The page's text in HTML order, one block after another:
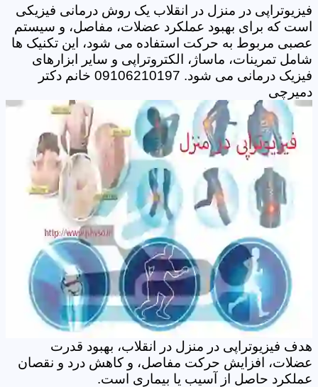
فیزیوتراپی در منزل در انقلاب یک روش درمانی فیزیکی
است که برای بهبود عملکرد عضلات، مفاصل، و سیستم
عصبی مربوط به حرکت استفاده می شود، این تکنیک ها
شامل تمرینات، ماساژ، الکتروتراپی و سایر ابزارهای
فیزیک درمانی می شود. 09106210197 خانم دکتر
دمیرچی
هدف فیزیوتراپی در منزل در انقلاب، بهبود قدرت
عضلات، افزایش حرکت مفاصل، و کاهش درد و نقصان
عملکرد حاصل از آسیب یا بیماری است.